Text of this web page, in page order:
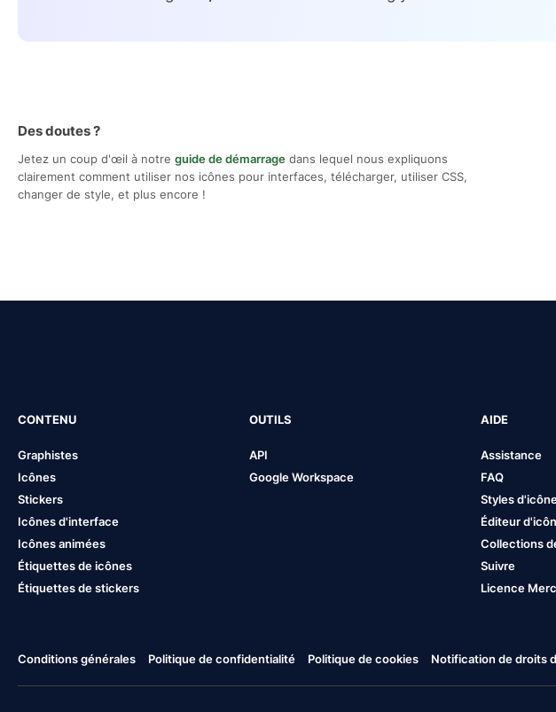
Des doutes ?
Jetez un coup d'œil à notre guide de démarrage dans lequel nous expliquons
clairement comment utiliser nos icônes pour interfaces, télécharger, utiliser CSS,
changer de style, et plus encore !
CONTENU
Graphistes
Icônes
Stickers
Icônes d'interface
Icônes animées
Étiquettes de icônes
Étiquettes de stickers
OUTILS
API
Google Workspace
AIDE
Assistance
FAQ
Styles
Éditeur
Collections
Suivre
Licence
Conditions générales Politique de confidentialité Politique de cookies Notification de droits